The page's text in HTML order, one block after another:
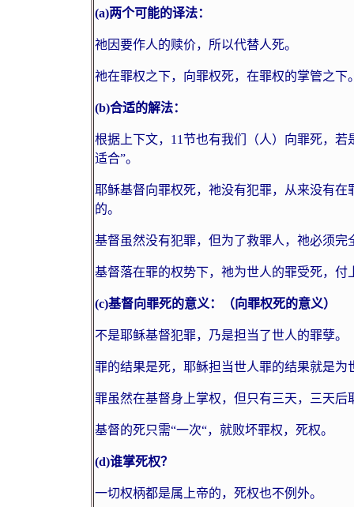
(a)两个可能的译法：
祂因要作人的赎价，所以代替人死。
祂在罪权之下，向罪权死，在罪权的掌管之下
(b)合适的解法：
根据上下文， 11节也有我们（人）向罪死，若
适合”。
耶稣基督向罪权死，祂没有犯罪，从来没有
的。
基督虽然没有犯罪，但为了救罪人，祂必须
基督落在罪的权势下，祂为世人的罪受死，
(c)基督向罪死的意义：（向罪权死的意义）
不是耶稣基督犯罪，乃是担当了世人的罪孽。
罪的结果是死，耶稣担当世人罪的结果就是为
罪虽然在基督身上掌权，但只有三天，三天
基督的死只需“一次“，就败坏罪权，死权。
(d)谁掌死权？
一切权柄都是属上帝的，死权也不例外。